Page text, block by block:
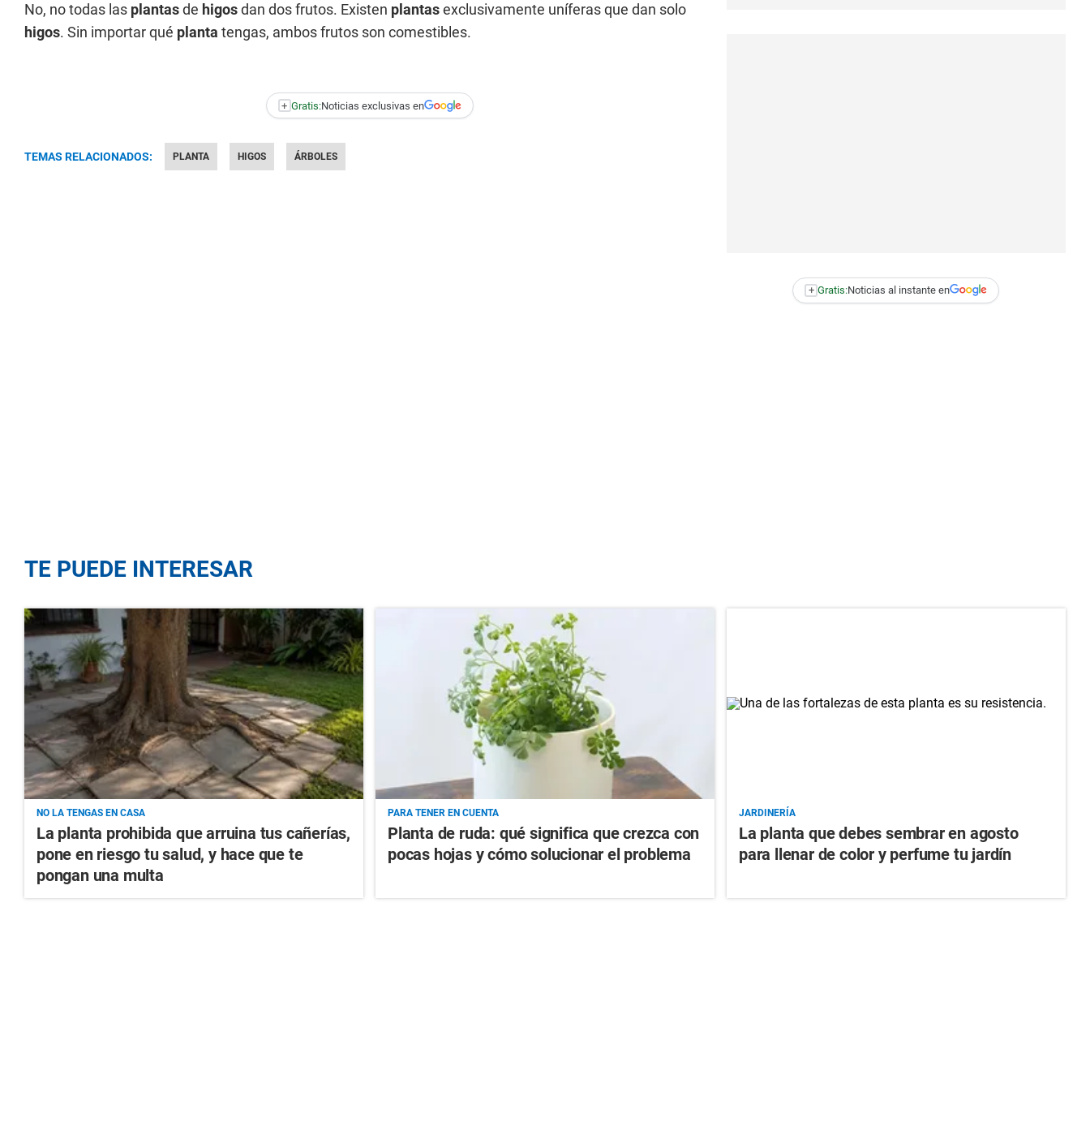
No, no todas las plantasde higosdan dos frutos. Existen plantasexclusivamente uníferas que dan solo
higos. Sin importar qué planta tengas, ambos frutos son comestibles.
+ Gratis:Noticias exclusivas en
TEMAS RELACIONADOS: PLANTA HIGOS ÁRBOLES
+ Gratis:Noticias al instante en
TE PUEDE INTERESAR
NO LA TENGAS EN CASA
La planta prohibida que arruina tus cañerías,
pone en riesgo tu salud, y hace que te
pongan una multa
PARA TENER EN CUENTA
Planta de ruda: qué significa que crezca con
pocas hojas y cómo solucionar el problema
JARDINERÍA
La planta que debes sembrar en agosto
para llenar de color y perfume tu jardín